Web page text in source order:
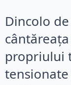
Dincolo
propriului
tensionate